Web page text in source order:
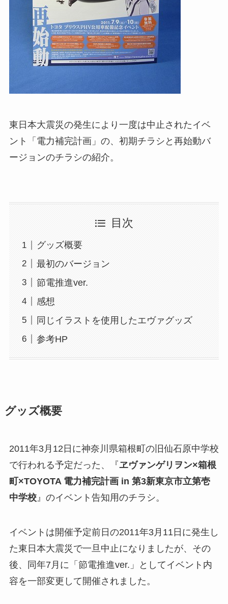
東日本大震災の発生により一度は中止されたイベ
ント「電力補完計画」の、初期チラシと再始動バ
ージョンのチラシの紹介。
目次
グッズ概要
最初のバージョン
節電推進ver.
感想
同じイラストを使用したエヴァグッズ
参考HP
グッズ概要
2011年3月12日に神奈川県箱根町の旧仙石原中学校
で行われる予定だった、『ヱヴァンゲリヲン×箱根
町×TOYOTA 電力補完計画 in 第3新東京市立第壱
中学校』のイベント告知用のチラシ。
イベントは開催予定前日の2011年3月11日に発生し
た東日本大震災で一旦中止になりましたが、その
後、同年7月に「節電推進ver.」としてイベント内
容を一部変更して開催されました。